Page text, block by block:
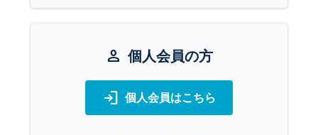
person 個人会員の方
login 個人会員はこちら